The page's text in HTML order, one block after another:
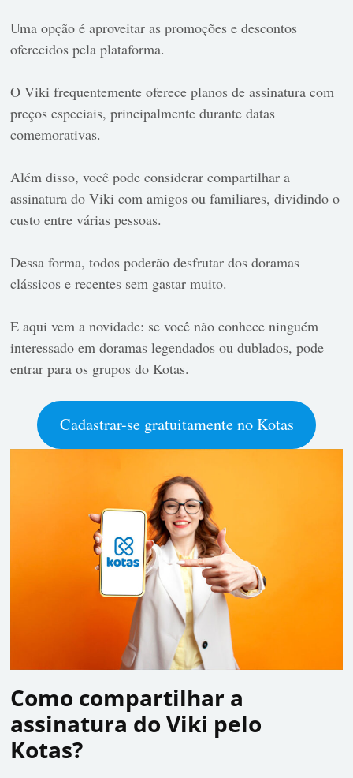
Uma opção é aproveitar as promoções e descontos
oferecidos pela plataforma.
O Viki frequentemente oferece planos de assinatura com
preços especiais, principalmente durante datas
comemorativas.
Além disso, você pode considerar compartilhar a
assinatura do Viki com amigos ou familiares, dividindo o
custo entre várias pessoas.
Dessa forma, todos poderão desfrutar dos doramas
clássicos e recentes sem gastar muito.
E aqui vem a novidade: se você não conhece ninguém
interessado em doramas legendados ou dublados, pode
entrar para os grupos do Kotas.
Cadastrar-se gratuitamente no Kotas
Como compartilhar a
assinatura do Viki pelo
Kotas?